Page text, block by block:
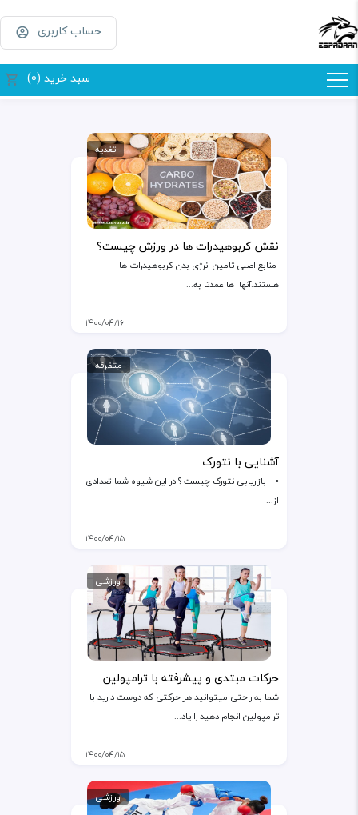
حساب کاربری
سبد خرید (0)
تغذیه
نقش کربوهیدرات ها در ورزش چیست؟
منابع اصلی تامین انرژی بدن کربوهیدرات ها
هستند.آنها ها عمدتا به...
۱۴۰۰/۰۴/۱۶
متفرقه
آشنایی با نتورک
• بازاریابی نتورک چیست ؟ در این شیوه شما تعدادی
از...
۱۴۰۰/۰۴/۱۵
ورزشی
حرکات مبتدی و پیشرفته با ترامپولین
شما به راحتی میتوانید هر حرکتی که دوست دارید با
ترامپولین انجام دهید را یاد...
۱۴۰۰/۰۴/۱۵
ورزشی